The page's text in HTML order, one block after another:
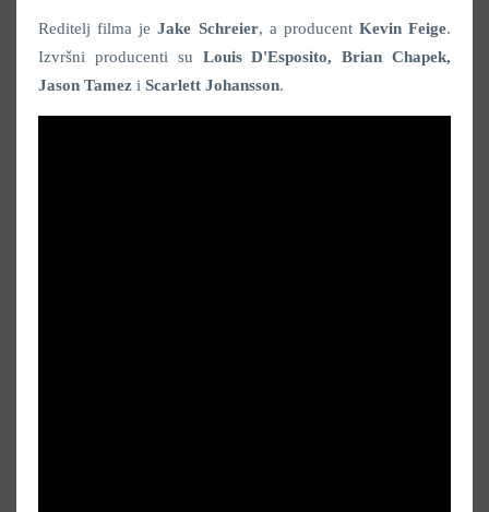
Reditelj filma jeJake Schreier, a producent Kevin Feige.
Izvršni producenti su Louis D'Esposito, Brian Chapek,
Jason Tamez i Scarlett Johansson.